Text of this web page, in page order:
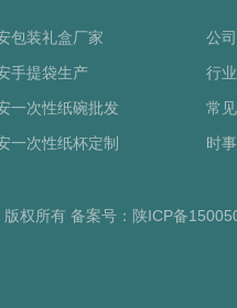
包装礼盒厂家
手提袋生产
一次性纸碗批发
一次性纸杯定制
公
行
常
时
权所有 备案号： 陕ICP备